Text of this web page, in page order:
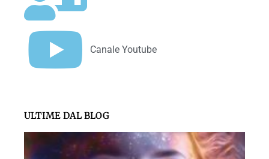
Canale Youtube
ULTIME DAL BLOG